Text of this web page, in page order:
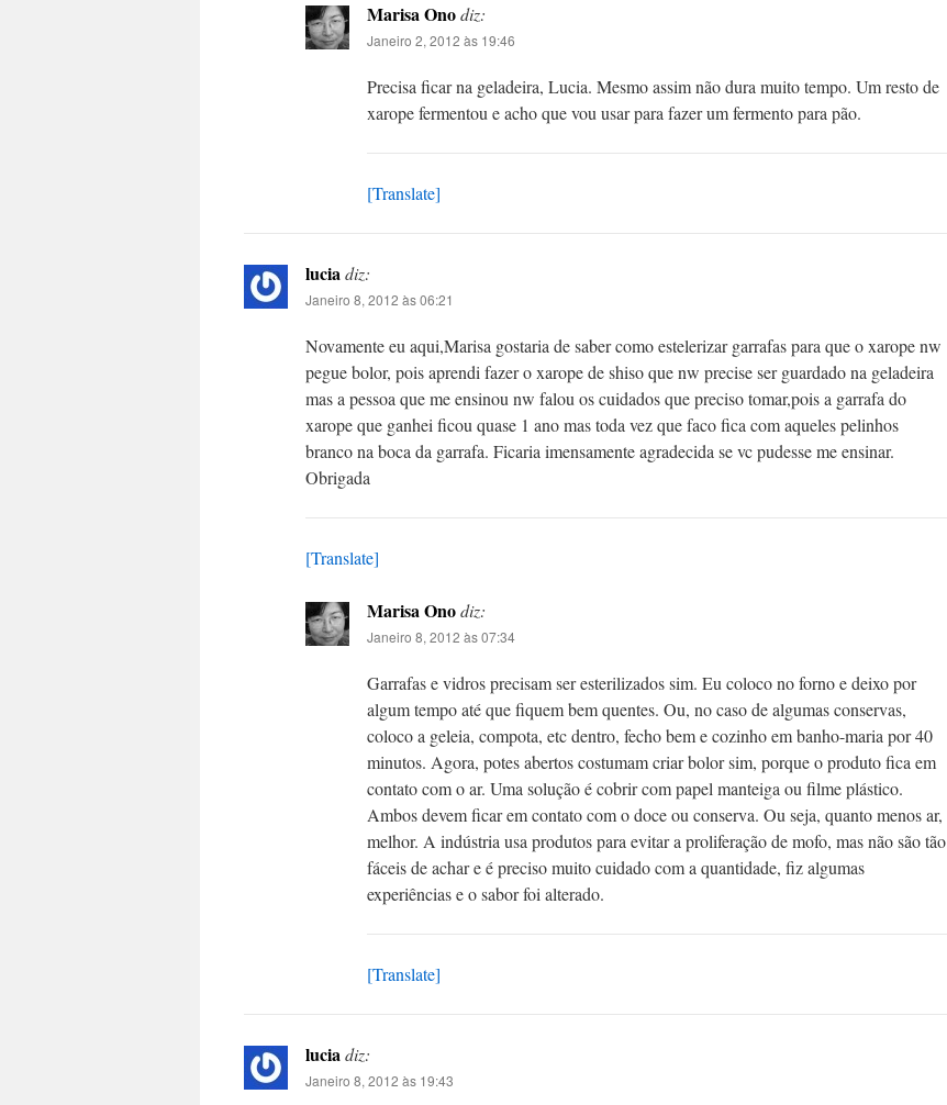
Marisa Onodiz:
Janeiro 2, 2012 às 19:46
Precisa ficar na geladeira, Lucia. Mesmo assim não dura muito tempo. Um resto de
xarope fermentou e acho que vou usar para fazer um fermento para pão.
[Translate]
luciadiz:
Janeiro 8, 2012 às 06:21
Novamente eu aqui,Marisa gostaria de saber como estelerizar garrafas para que o xarope nw
pegue bolor, pois aprendi fazer o xarope de shiso que nw precise ser guardado na geladeira
mas a pessoa que me ensinou nw falou os cuidados que preciso tomar,pois a garrafa do
xarope que ganhei ficou quase 1 ano mas toda vez que faco fica com aqueles pelinhos
branco na boca da garrafa. Ficaria imensamente agradecida se vc pudesse me ensinar.
Obrigada
[Translate]
Marisa Onodiz:
Janeiro 8, 2012 às 07:34
Garrafas e vidros precisam ser esterilizados sim. Eu coloco no forno e deixo por
algum tempo até que fiquem bem quentes. Ou, no caso de algumas conservas,
coloco a geleia, compota, etc dentro, fecho bem e cozinho em banho-maria por 40
minutos. Agora, potes abertos costumam criar bolor sim, porque o produto fica em
contato com o ar. Uma solução é cobrir com papel manteiga ou filme plástico.
Ambos devem ficar em contato com o doce ou conserva. Ou seja, quanto menos ar,
melhor. A indústria usa produtos para evitar a proliferação de mofo, mas não são tão
fáceis de achar e é preciso muito cuidado com a quantidade, fiz algumas
experiências e o sabor foi alterado.
[Translate]
luciadiz:
Janeiro 8, 2012 às 19:43